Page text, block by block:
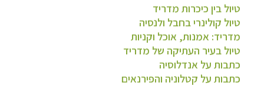
טיול בין כיכרות מדריד
טיול קולינרי בחבל ולנסיה
מדריד: אמנות, אוכל וקניות
טיול בעיר העתיקה של מדריד
כתבות על אנדלוסיה
כתבות על קטלוניה והפירנאים